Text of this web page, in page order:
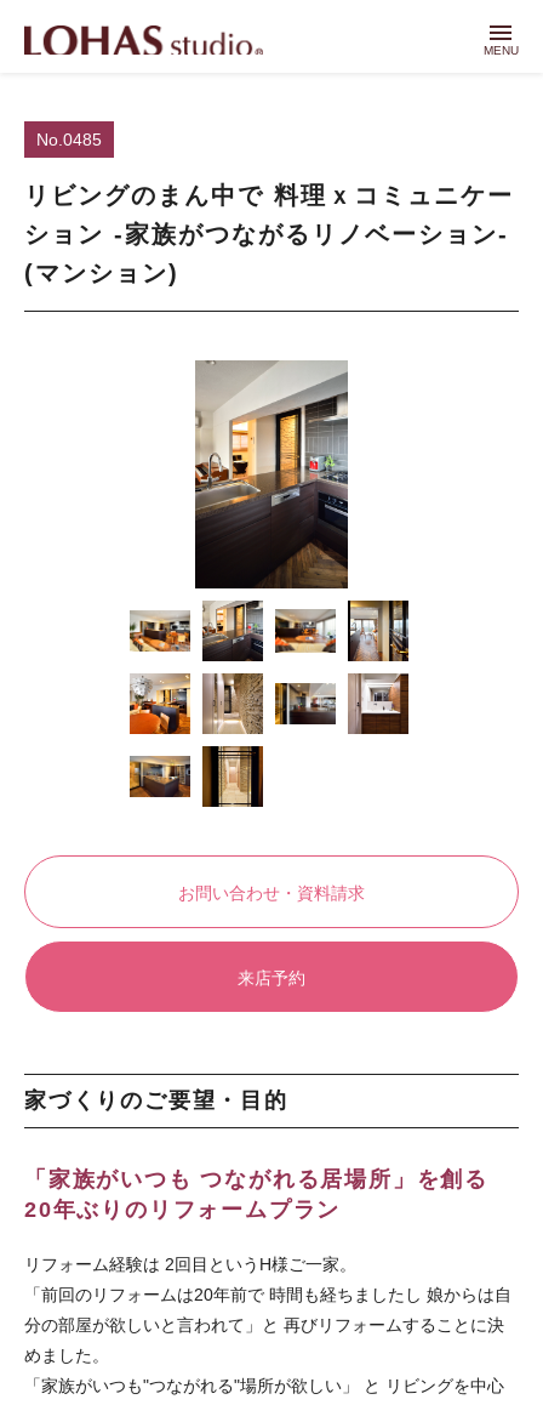
menu
MENU
No.0485
リビングのまん中で 料理ｘコミュニケー
ション -家族がつながるリノベーション-
(マンション)
お問い合わせ・資料請求
来店予約
家づくりのご要望・目的
「家族がいつも つながれる居場所」を創る
20年ぶりのリフォームプラン
リフォーム経験は 2回目というH様ご一家。
「前回のリフォームは20年前で 時間も経ちましたし 娘からは自
分の部屋が欲しいと言われて」と 再びリフォームすることに決
めました。
「家族がいつも"つながれる"場所が欲しい」 と リビングを中心